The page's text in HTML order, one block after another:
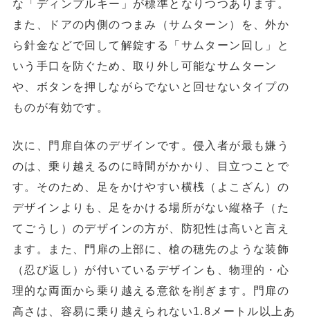
な「ディンプルキー」が標準となりつつあります。
また、ドアの内側のつまみ（サムターン）を、外か
ら針金などで回して解錠する「サムターン回し」と
いう手口を防ぐため、 取り外し可能なサムターン
や、ボタンを押しながらでないと回せないタイプの
ものが有効です。
次に、 門扉自体のデザイン です。侵入者が最も嫌う
のは、乗り越えるのに時間がかかり、目立つことで
す。そのため、足をかけやすい横桟（よこざん）の
デザインよりも、
足をかける場所がない縦格子（た
てごうし）のデザインの方が、防犯性は高いと言え
ます。また、門扉の上部に、槍の穂先のような装飾
（忍び返し）が付いているデザインも、物理的・心
理的な両面から乗り越える意欲を削ぎます。門扉の
高さは、容易に乗り越えられない1.8メートル以上 あ